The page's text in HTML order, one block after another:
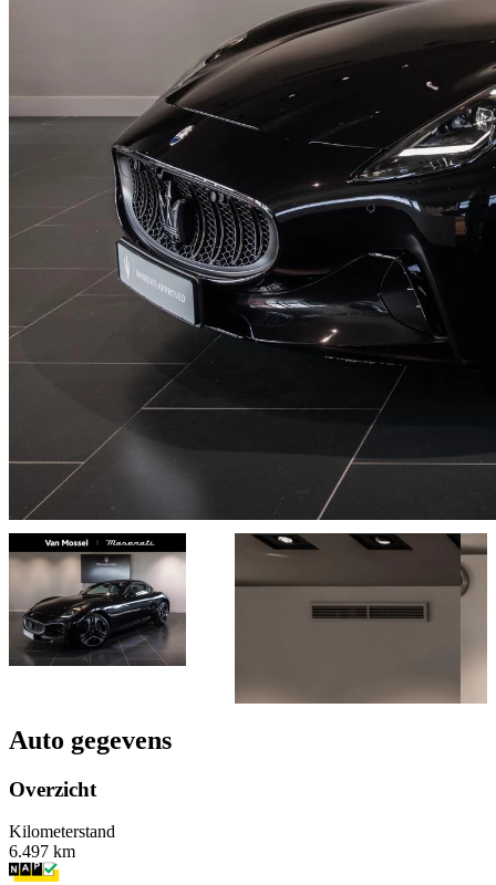
Auto gegevens
Overzicht
Kilometerstand
6.497 km